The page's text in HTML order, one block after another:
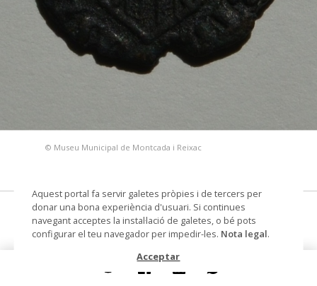
© Museu Municipal de Montcada i Reixac
Diner de Maria de Sicília i Martí el Jove
moneda
Aquest portal fa servir galetes pròpies i de tercers per
donar una bona experiència d'usuari. Si continues
navegant acceptes la instal·lació de galetes, o bé pots
configurar el teu navegador per impedir-les. Nota legal.
Acceptar